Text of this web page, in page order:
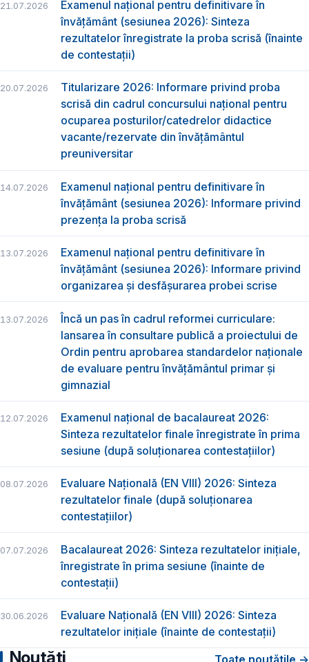
21.07.2026
Examenul național pentru definitivare în
învățământ (sesiunea 2026): Sinteza
rezultatelor înregistrate la proba scrisă (înainte
de contestații)
20.07.2026
Titularizare 2026: Informare privind proba
scrisă din cadrul concursului național pentru
ocuparea posturilor/catedrelor didactice
vacante/rezervate din învățământul
preuniversitar
14.07.2026
Examenul național pentru definitivare în
învățământ (sesiunea 2026): Informare privind
prezența la proba scrisă
13.07.2026
Examenul național pentru definitivare în
învățământ (sesiunea 2026): Informare privind
organizarea și desfășurarea probei scrise
13.07.2026
Încă un pas în cadrul reformei curriculare:
lansarea în consultare publică a proiectului de
Ordin pentru aprobarea standardelor naționale
de evaluare pentru învățământul primar și
gimnazial
12.07.2026
Examenul național de bacalaureat 2026:
Sinteza rezultatelor finale înregistrate în prima
sesiune (după soluționarea contestațiilor)
08.07.2026
Evaluare Națională (EN VIII) 2026: Sinteza
rezultatelor finale (după soluționarea
contestațiilor)
07.07.2026
Bacalaureat 2026: Sinteza rezultatelor inițiale,
înregistrate în prima sesiune (înainte de
contestații)
30.06.2026
Evaluare Națională (EN VIII) 2026: Sinteza
rezultatelor inițiale (înainte de contestații)
Noutăți